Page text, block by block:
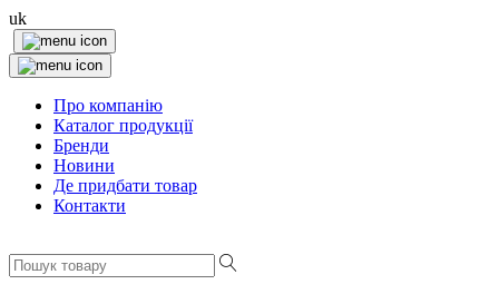
uk
Про компанію
Каталог продукції
Бренди
Новини
Де придбати товар
Контакти